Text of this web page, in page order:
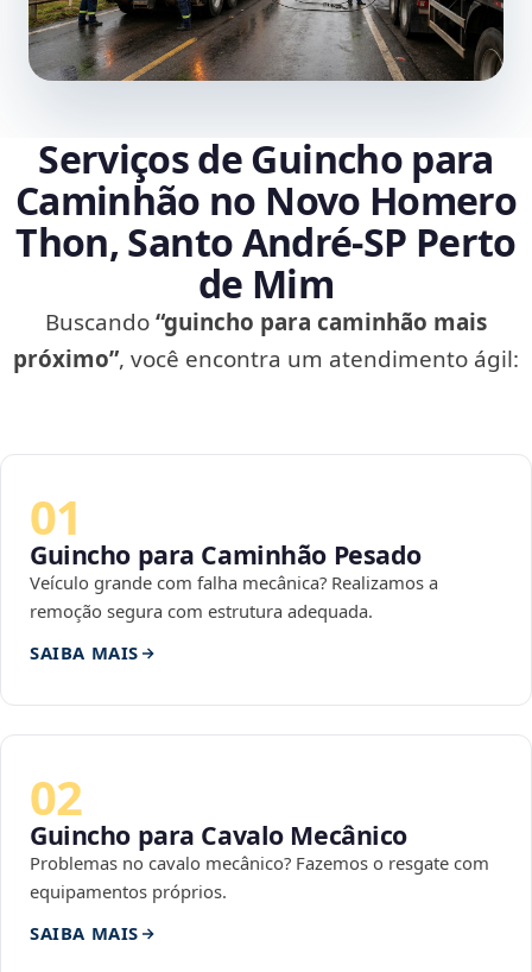
Serviços de Guincho para
Caminhão no Novo Homero
Thon, Santo André‑SP Perto
de Mim
Buscando“guincho para caminhão mais
próximo”, você encontra um atendimento ágil:
01
Guincho para Caminhão Pesado
Veículo grande com falha mecânica? Realizamos a
remoção segura com estrutura adequada.
SAIBA MAIS
02
Guincho para Cavalo Mecânico
Problemas no cavalo mecânico? Fazemos o resgate com
equipamentos próprios.
SAIBA MAIS